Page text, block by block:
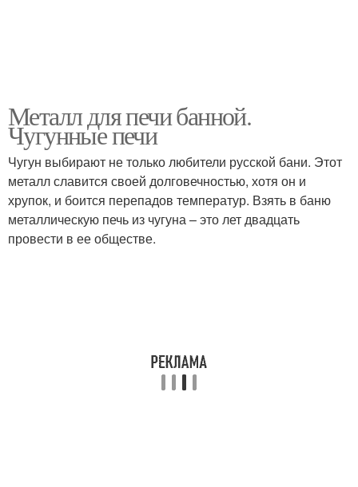
Металл для печи банной.
Чугунные печи
Чугун выбирают не только любители русской бани. Этот
металл славится своей долговечностью, хотя он и
хрупок, и боится перепадов температур. Взять в баню
металлическую печь из чугуна – это лет двадцать
провести в ее обществе.